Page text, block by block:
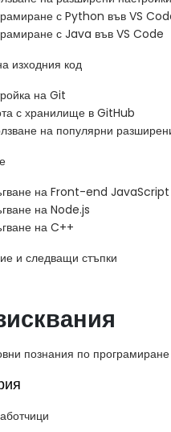
с Python във VS
с Java във VS Code
изходния код
на Git
с хранилище в GitHub
на популярни
на Front-end JavaScript
на Node.js
на C++
и следващи стъпки
познания по програмиране